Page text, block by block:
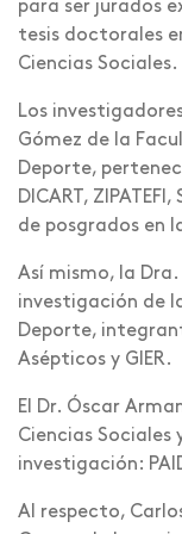
para ser jurados
tesis doctorales
Ciencias Sociales.
Los
Gómez de la
Deporte,
DICART,
de posgrados en
Así mismo, la
investigación de
Deporte,
Asépticos y GIER.
El Dr. Óscar
Ciencias Sociales
investigación:
Al respecto,